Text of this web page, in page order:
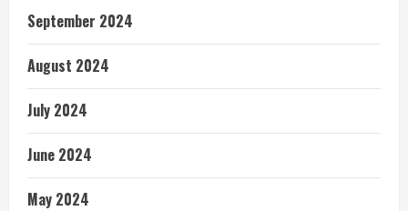
September 2024
August 2024
July 2024
June 2024
May 2024